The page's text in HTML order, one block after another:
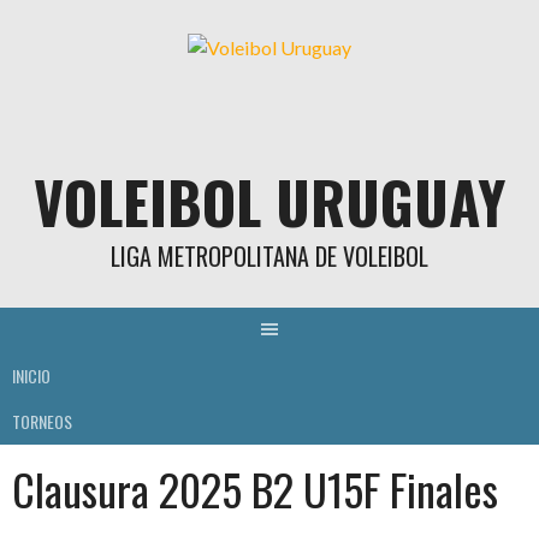
VOLEIBOL URUGUAY
LIGA METROPOLITANA DE VOLEIBOL
INICIO
TORNEOS
Clausura 2025 B2 U15F Finales